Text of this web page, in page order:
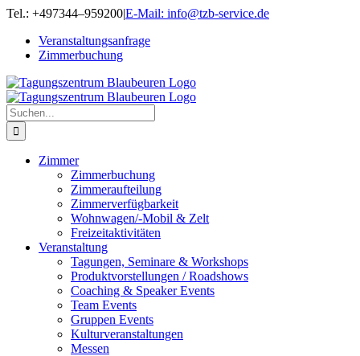
Zum
springen
Tel.: +497344–959200|E-Mail: info@tzb-service.de
Veranstaltungsanfrage
Zimmerbuchung
Suche
nach:
Zimmer
Zimmerbuchung
Zimmeraufteilung
Zimmerverfügbarkeit
Wohnwagen/-Mobil & Zelt
Freizeitaktivitäten
Veranstaltung
Tagungen, Seminare & Workshops
Produktvorstellungen / Roadshows
Coaching & Speaker Events
Team Events
Gruppen Events
Kulturveranstaltungen
Messen